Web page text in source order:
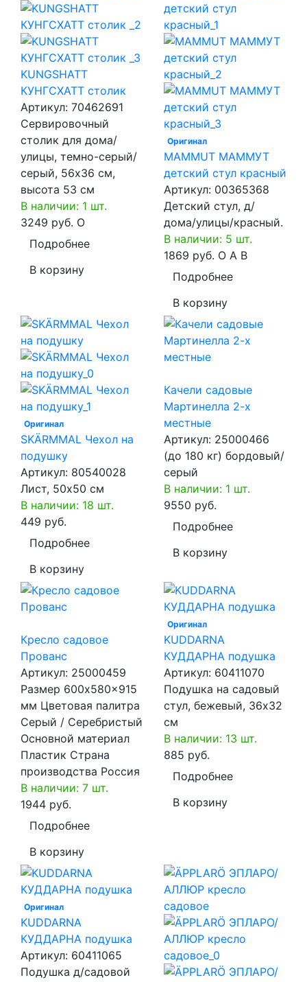
KUNGSHATT
КУНГСХАТТ столик
Артикул: 70462691
Сервировочный
столик для дома/
улицы, темно-серый/
серый, 56x36 см,
высота 53 см
В наличии: 1 шт.
3249 руб. O
Подробнее
В корзину
Оригинал
MAMMUT МАММУТ
детский стул красный
Артикул: 00365368
Детский стул, д/
дома/улицы/красный.
В наличии: 5 шт.
1869 руб. O A B
Подробнее
В корзину
Оригинал
SKÄRMMAL Чехол на
подушку
Артикул: 80540028
Лист, 50x50 см
В наличии: 18 шт.
449 руб.
Подробнее
В корзину
Качели садовые
Мартинелла 2-х
местные
Артикул: 25000466
(до 180 кг) бордовый/
серый
В наличии: 1 шт.
9550 руб.
Подробнее
В корзину
Кресло садовое
Прованс
Артикул: 25000459
Размер 600x580x915
мм Цветовая палитра
Серый / Серебристый
Основной материал
Пластик Страна
производства Россия
В наличии: 7 шт.
1944 руб.
Подробнее
В корзину
Оригинал
KUDDARNA
КУДДАРНА подушка
Артикул: 60411070
Подушка на садовый
стул, бежевый, 36x32
см
В наличии: 13 шт.
885 руб.
Подробнее
В корзину
Оригинал
KUDDARNA
КУДДАРНА подушка
Артикул: 60411065
Подушка д/садовой